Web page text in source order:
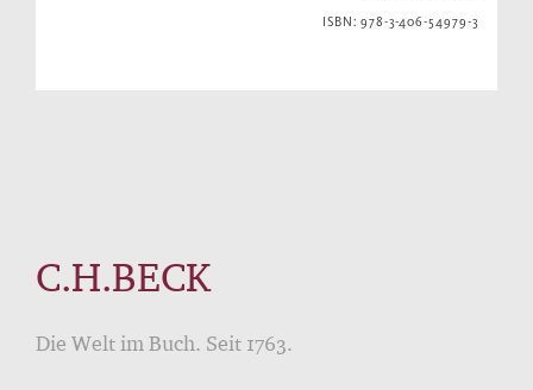
ISBN: 978-3-406-54979-3
C.H.BECK
Die Welt im Buch. Seit 1763.